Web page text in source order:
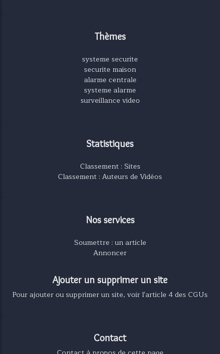
Thèmes
systeme securite
securite maison
alarme centrale
systeme alarme
surveillance video
Statistiques
Classement : Sites
Classement : Auteurs de Vidéos
Nos services
Soumettre : un article
Annoncer
Ajouter un supprimer un site
Pour ajouter ou supprimer un site, voir l'article 4 des CGUs
Contact